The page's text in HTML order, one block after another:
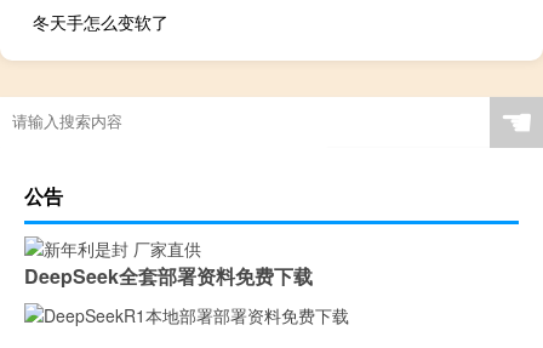
冬天手怎么变软了
☚
公告
DeepSeek全套部署资料免费下载